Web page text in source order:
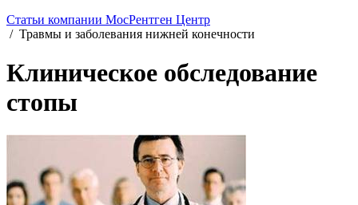
Статьи компании МосРентген Центр
/ Травмы и заболевания нижней конечности
Клиническое обследование
стопы